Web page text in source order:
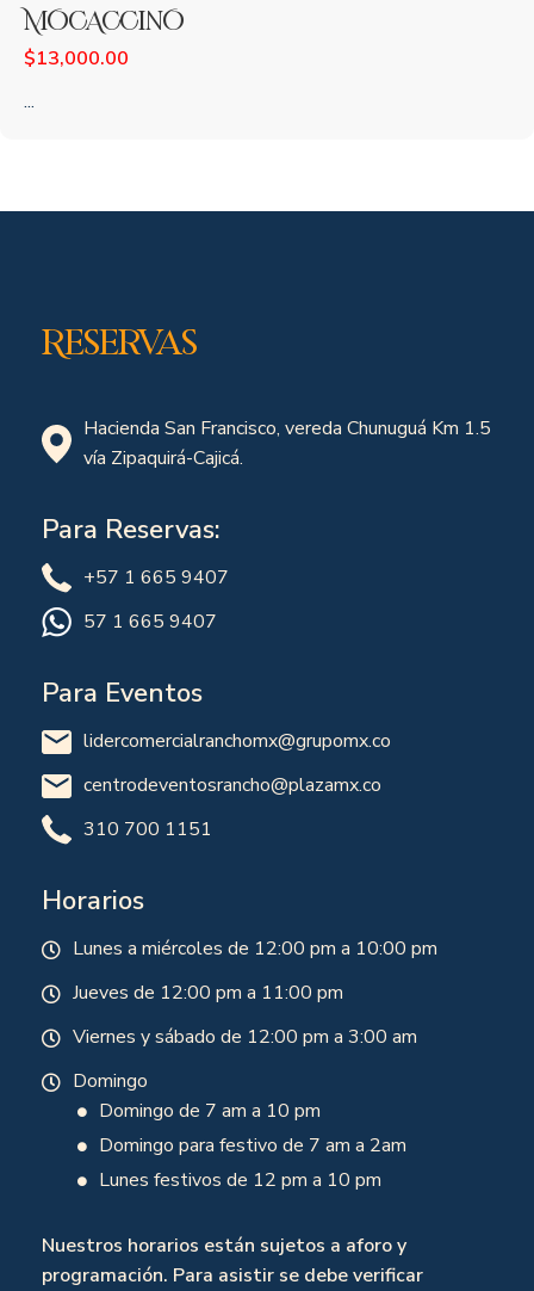
MOCACCINO
$13,000.00
...
Reservas
Hacienda San Francisco, vereda Chunuguá Km 1.5
vía Zipaquirá-Cajicá.
Para Reservas:
+57 1 665 9407
57 1 665 9407
Para Eventos
lidercomercialranchomx@grupomx.co
centrodeventosrancho@plazamx.co
310 700 1151
Horarios
Lunes a miércoles de 12:00 pm a 10:00 pm
Jueves de 12:00 pm a 11:00 pm
Viernes y sábado de 12:00 pm a 3:00 am
Domingo
Domingo de 7 am a 10 pm
Domingo para festivo de 7 am a 2am
Lunes festivos de 12 pm a 10 pm
Nuestros horarios están sujetos a aforo y
programación. Para asistir se debe verificar